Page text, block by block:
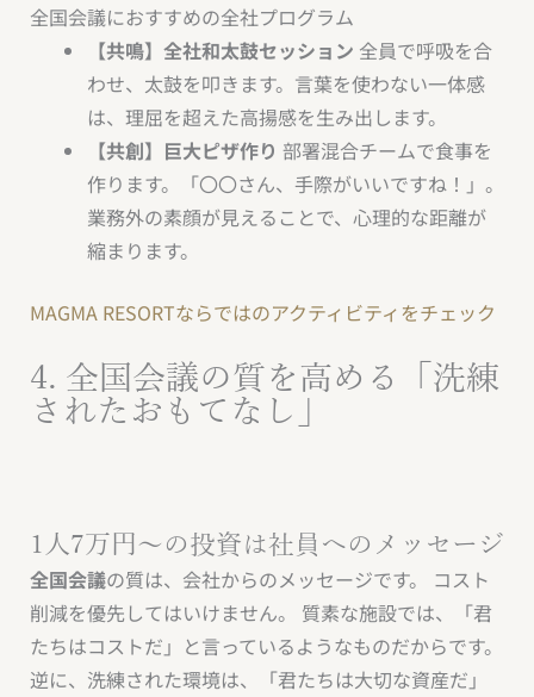
全国会議におすすめの全社プログラム
【共鳴】全社和太鼓セッション 全員で呼吸を合
わせ、太鼓を叩きます。言葉を使わない一体感
は、理屈を超えた高揚感を生み出します。
【共創】巨大ピザ作り 部署混合チームで食事を
作ります。「〇〇さん、手際がいいですね！」。
業務外の素顔が見えることで、心理的な距離が
縮まります。
MAGMA RESORTならではのアクティビティをチェック
4. 全国会議の質を高める「洗練
されたおもてなし」
1人7万円〜の投資は社員へのメッセージ
全国会議の質は、会社からのメッセージです。 コスト
削減を優先してはいけません。 質素な施設では、「君
たちはコストだ」と言っているようなものだからです。
逆に、洗練された環境は、「君たちは大切な資産だ」